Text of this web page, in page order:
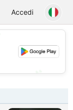
Accedi